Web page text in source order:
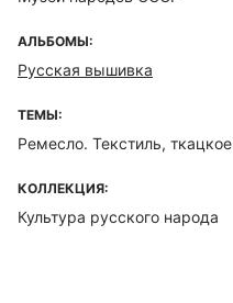
АЛЬБОМЫ:
Русская вышивка
ТЕМЫ:
Ремесло. Текстиль, ткацкое
КОЛЛЕКЦИЯ:
Культура русского народа